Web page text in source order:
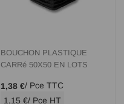
BOUCHON PLASTIQUE
CARRé 50X50 EN LOTS
1,38 €/ Pce TTC
1,15 €/ Pce HT